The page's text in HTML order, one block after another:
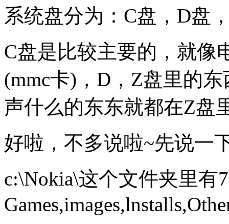
系统盘分为：C盘，D盘
C盘是比较主要的，就像
(mmc卡)，D，Z盘里的
声什么的东东就都在Z盘
好啦，不多说啦~先说一
c:\Nokia\这个文件夹里有